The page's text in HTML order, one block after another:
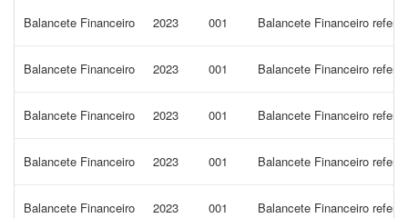
Balancete Financeiro 2023 001 Balancete Financeiro
Balancete Financeiro 2023 001 Balancete Financeiro
Balancete Financeiro 2023 001 Balancete Financeiro
Balancete Financeiro 2023 001 Balancete Financeiro
Balancete Financeiro 2023 001 Balancete Financeiro